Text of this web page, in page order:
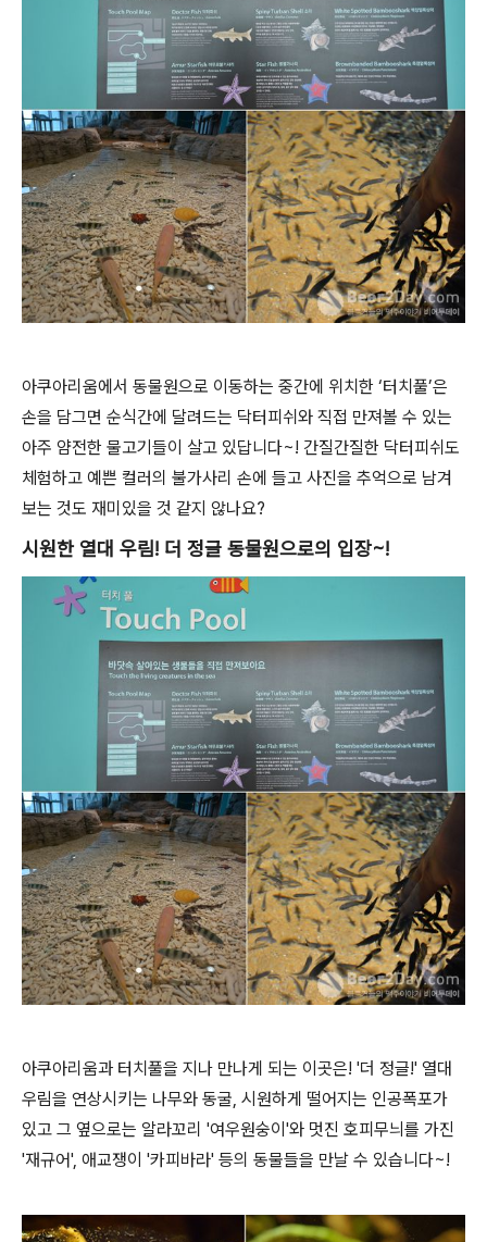
아쿠아리움에서 동물원으로 이동하는 중간에 위치한 ‘터치풀’은
손을 담그면 순식간에 달려드는 닥터피쉬와 직접 만져볼 수 있는
아주 얌전한 물고기들이 살고 있답니다~! 간질간질한 닥터피쉬도
체험하고 예쁜 컬러의 불가사리 손에 들고 사진을 추억으로 남겨
보는 것도 재미있을 것 같지 않나요?
시원한 열대 우림! 더 정글 동물원으로의 입장~!
아쿠아리움과 터치풀을 지나 만나게 되는 이곳은! '더 정글!' 열대
우림을 연상시키는 나무와 동굴, 시원하게 떨어지는 인공폭포가
있고 그 옆으로는 알라꼬리 '여우원숭이'와 멋진 호피무늬를 가진
'재규어', 애교쟁이 '카피바라' 등의 동물들을 만날 수 있습니다~!